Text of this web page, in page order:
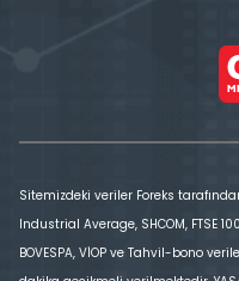
Sitemizdeki veriler Foreks
Industrial Average, SHCOM, FTSE
BOVESPA, VİOP ve Tahvil-bono